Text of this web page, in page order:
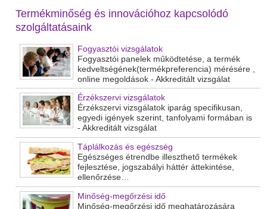
Termékminőség és innovációhoz kapcsolódó
szolgáltatásaink
Fogyasztói vizsgálatok
Fogyasztói panelek működtetése, a termék
kedveltségének(termékpreferencia) mérésére ,
online megoldások - Akkreditált vizsgálat
Érzékszervi vizsgálatok
Érzékszervi vizsgálatok iparág specifikusan,
egyedi igények szerint, tanfolyami formában is
- Akkreditált vizsgálat
Táplálkozás és egészség
Egészséges étrendbe illeszthető termékek
fejlesztése, jogszabályi háttér áttekintése,
ellenőrzése…
Minőség-megőrzési idő
Minőség-megőrzési idő meghatározására